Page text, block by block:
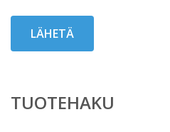
TUOTEHAKU